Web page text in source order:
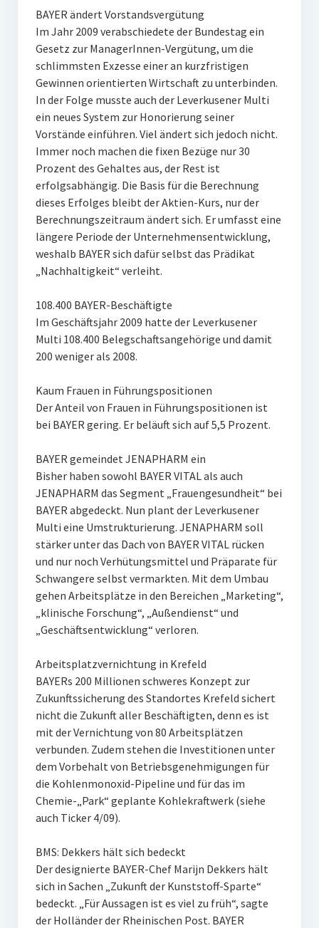
BAYER ändert Vorstandsvergütung
Im Jahr 2009 verabschiedete der Bundestag ein
Gesetz zur ManagerInnen-Vergütung, um die
schlimmsten Exzesse einer an kurzfristigen
Gewinnen orientierten Wirtschaft zu unterbinden.
In der Folge musste auch der Leverkusener Multi
ein neues System zur Honorierung seiner
Vorstände einführen. Viel ändert sich jedoch nicht.
Immer noch machen die fixen Bezüge nur 30
Prozent des Gehaltes aus, der Rest ist
erfolgsabhängig. Die Basis für die Berechnung
dieses Erfolges bleibt der Aktien-Kurs, nur der
Berechnungszeitraum ändert sich. Er umfasst eine
längere Periode der Unternehmensentwicklung,
weshalb BAYER sich dafür selbst das Prädikat
„Nachhaltigkeit“ verleiht.
108.400 BAYER-Beschäftigte
Im Geschäftsjahr 2009 hatte der Leverkusener
Multi 108.400 Belegschaftsangehörige und damit
200 weniger als 2008.
Kaum Frauen in Führungspositionen
Der Anteil von Frauen in Führungspositionen ist
bei BAYER gering. Er beläuft sich auf 5,5 Prozent.
BAYER gemeindet JENAPHARM ein
Bisher haben sowohl BAYER VITAL als auch
JENAPHARM das Segment „Frauengesundheit“ bei
BAYER abgedeckt. Nun plant der Leverkusener
Multi eine Umstrukturierung. JENAPHARM soll
stärker unter das Dach von BAYER VITAL rücken
und nur noch Verhütungsmittel und Präparate für
Schwangere selbst vermarkten. Mit dem Umbau
gehen Arbeitsplätze in den Bereichen „Marketing“,
„klinische Forschung“, „Außendienst“ und
„Geschäftsentwicklung“ verloren.
Arbeitsplatzvernichtung in Krefeld
BAYERs 200 Millionen schweres Konzept zur
Zukunftssicherung des Standortes Krefeld sichert
nicht die Zukunft aller Beschäftigten, denn es ist
mit der Vernichtung von 80 Arbeitsplätzen
verbunden. Zudem stehen die Investitionen unter
dem Vorbehalt von Betriebsgenehmigungen für
die Kohlenmonoxid-Pipeline und für das im
Chemie-„Park“ geplante Kohlekraftwerk (siehe
auch Ticker 4/09).
BMS: Dekkers hält sich bedeckt
Der designierte BAYER-Chef Marijn Dekkers hält
sich in Sachen „Zukunft der Kunststoff-Sparte“
bedeckt. „Für Aussagen ist es viel zu früh“, sagte
der Holländer der Rheinischen Post. BAYER